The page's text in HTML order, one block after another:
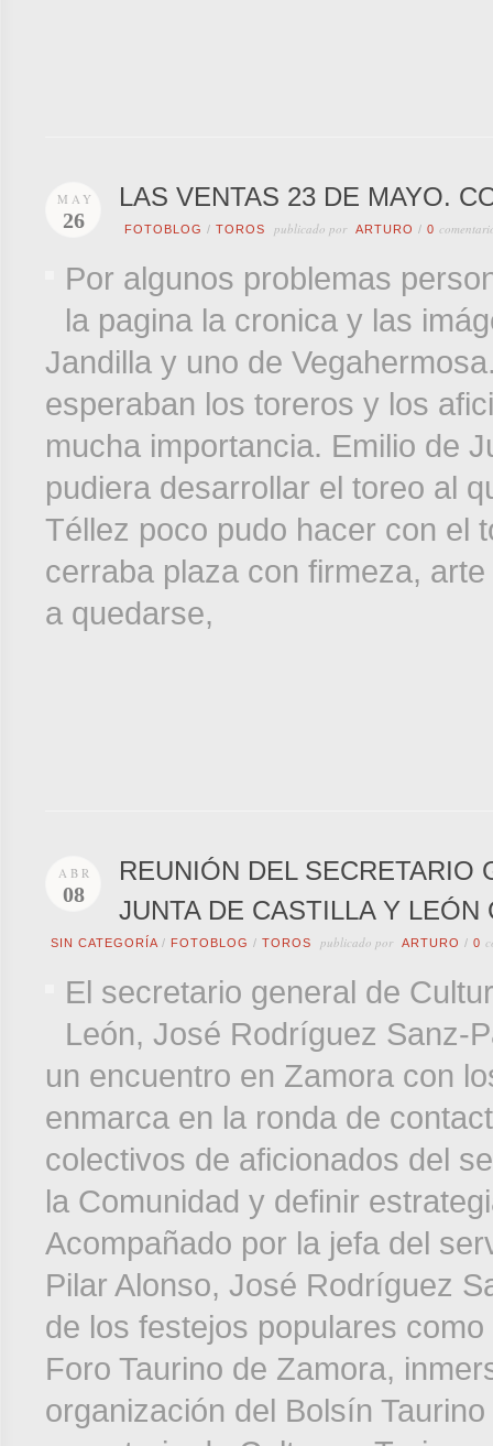
MAY
26
LAS VENTAS 23 DE MAYO.
FOTOBLOG / TOROS publicado por ARTURO / 0
Por algunos problemas
la pagina la cronica y las
Jandilla y uno de
esperaban los toreros y los
mucha importancia. Emilio de
pudiera desarrollar el toreo al
Téllez poco pudo hacer con el
cerraba plaza con firmeza,
a quedarse,
ABR
08
REUNIÓN DEL SECRETARIO
JUNTA DE CASTILLA Y
SIN CATEGORÍA / FOTOBLOG / TOROS publicado por ARTURO / 0
El secretario general de
León, José Rodríguez Sanz-
un encuentro en Zamora con
enmarca en la ronda de
colectivos de aficionados del
la Comunidad y definir
Acompañado por la jefa del
Pilar Alonso, José Rodríguez
de los festejos populares
Foro Taurino de Zamora,
organización del Bolsín